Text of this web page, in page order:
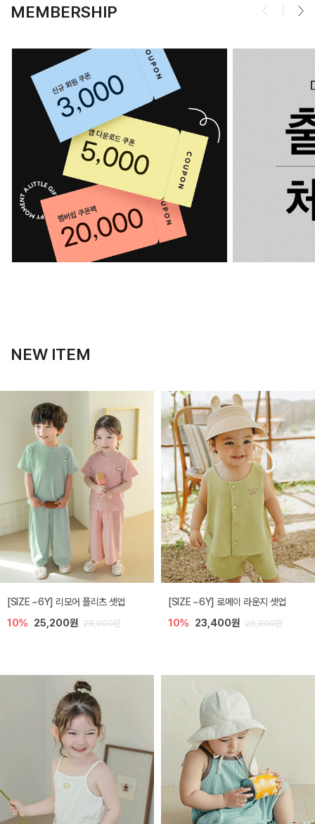
MEMBERSHIP
NEW ITEM
[SIZE ~6Y] 리모어 플리츠 셋업
10% 25,200원 28,000원
[SIZE ~6Y] 로메이 라운지 셋업
10% 23,400원 26,000원